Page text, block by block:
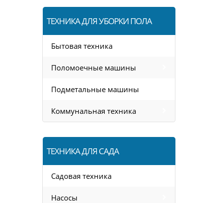
ТЕХНИКА ДЛЯ УБОРКИ ПОЛА
Бытовая техника
Поломоечные машины
Подметальные машины
Коммунальная техника
ТЕХНИКА ДЛЯ САДА
Садовая техника
Насосы